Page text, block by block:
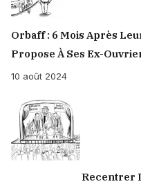
Orbaff : 6 Mois Après
Propose À Ses Ex-
10 août 2024
Recentrer